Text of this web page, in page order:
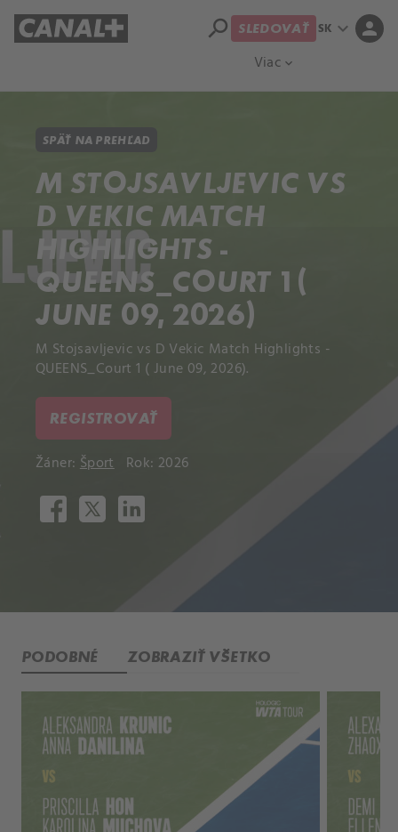
Viac expand_more
search SLEDOVAŤ SK expand_more person
SPÄŤ NA PREHĽAD
M STOJSAVLJEVIC VS
D VEKIC MATCH
HIGHLIGHTS -
QUEENS_COURT 1 (
JUNE 09, 2026)
M Stojsavljevic vs D Vekic Match Highlights -
QUEENS_Court 1 ( June 09, 2026).
REGISTROVAŤ
Žáner: Šport Rok: 2026
PODOBNÉ ZOBRAZIŤ VŠETKO